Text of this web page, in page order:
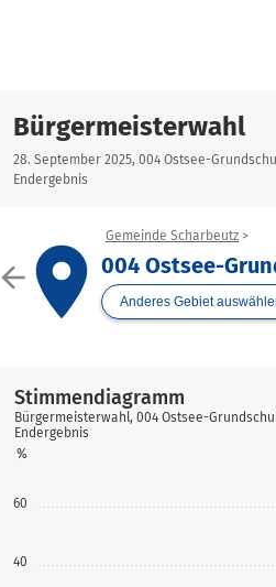
Bürgermeisterwahl
28. September 2025, 004 Ostsee-
Endergebnis
arrow_backplace
Gemeinde Scharbeutz
004 Ostsee-
Anderes Gebiet
40
60
%
Stimmendiagramm
Bürgermeisterwahl, 004 Ostsee-
Endergebnis